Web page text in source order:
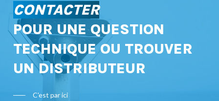
CONTACTER
POUR UNE QUESTION
TECHNIQUE OU TROUVER
UN DISTRIBUTEUR
C'est par ici